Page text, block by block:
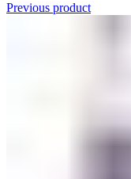
Previous product